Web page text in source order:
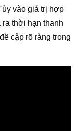
vào giá trị hợp
ra thời hạn thanh
cập rõ ràng trong